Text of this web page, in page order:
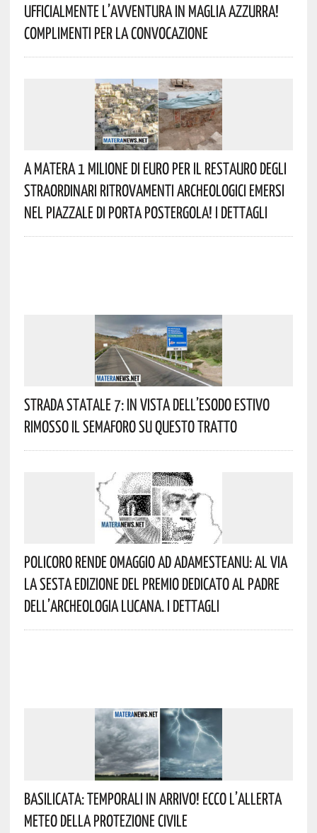
Ufficialmente L’avventura In Maglia Azzurra!
Complimenti Per La Convocazione
A Matera 1 Milione Di Euro Per Il Restauro Degli
Straordinari Ritrovamenti Archeologici Emersi
Nel Piazzale Di Porta Postergola! I Dettagli
Strada Statale 7: In Vista Dell’esodo Estivo
Rimosso Il Semaforo Su Questo Tratto
Policoro Rende Omaggio Ad Adamesteanu: Al Via
La Sesta Edizione Del Premio Dedicato Al Padre
Dell’archeologia Lucana. I Dettagli
Basilicata: Temporali In Arrivo! Ecco L’allerta
Meteo Della Protezione Civile